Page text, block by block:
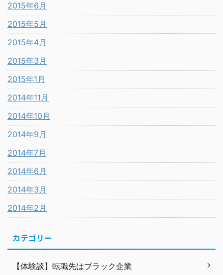
2015年6月
2015年5月
2015年4月
2015年3月
2015年1月
2014年11月
2014年10月
2014年9月
2014年7月
2014年6月
2014年3月
2014年2月
カテゴリー
【体験談】転職先はブラック企業